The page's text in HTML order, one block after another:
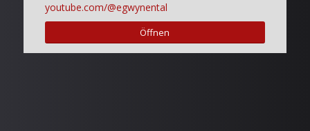
youtube.com/@egwynental
Öffnen